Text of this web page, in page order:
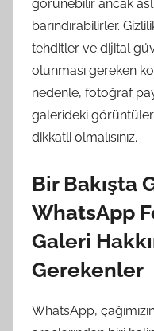
görünebilir ancak
barındırabilirler.
tehditler ve dijital
olunması gereken
nedenle, fotoğraf
galerideki
dikkatli olmalısınız.
Bir Bakışta
WhatsApp
Galeri
Gerekenler
WhatsApp,